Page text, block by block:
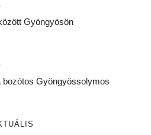
Gyöngyösön
bozótos Gyöngyössolymos